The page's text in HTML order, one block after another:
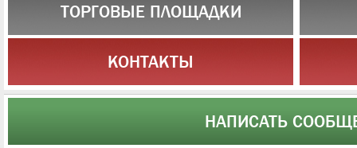
ТОРГОВЫЕ ПЛОЩАДКИ
КОНТАКТЫ
НАПИСАТЬ